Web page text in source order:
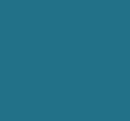
exemplos de usos
potencial humanitário
Ao incorporar essa
pública, o Brasil
consistente, capaz
responsabilidade
em torno de um